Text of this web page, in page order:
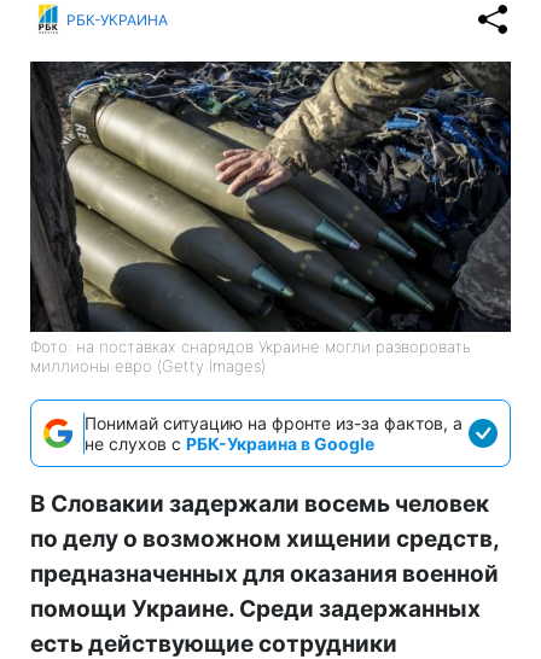
РБК-УКРАИНА
Фото: на поставках снарядов Украине могли разворовать
миллионы евро (Getty Images)
Понимай ситуацию на фронте из-за фактов, а
не слухов с РБК-Украина в Google
В Словакии задержали восемь человек
по делу о возможном хищении средств,
предназначенных для оказания военной
помощи Украине. Среди задержанных
есть действующие сотрудники